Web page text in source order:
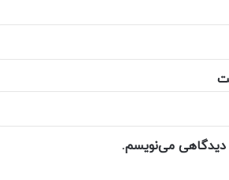
دیدگاهی می‌نویسم.